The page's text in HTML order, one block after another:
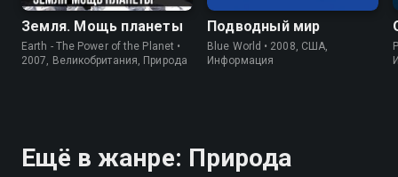
Земля. Мощь планеты
Earth - The Power of the Planet •
2007, Великобритания, Природа
Подводный мир
Blue World • 2008, США,
Информация
Ещё в жанре: Природа